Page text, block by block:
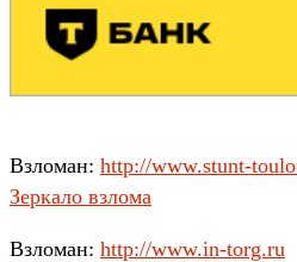
Взломан: http://www.stunt-
Зеркало взлома
Взломан: http://www.in-torg.ru